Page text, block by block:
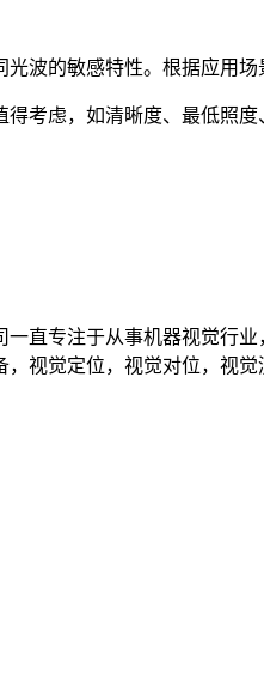
波的敏感特性。根据应用
得考虑，如清晰度、最低照
直专注于从事机器视觉行
视觉定位，视觉对位，视